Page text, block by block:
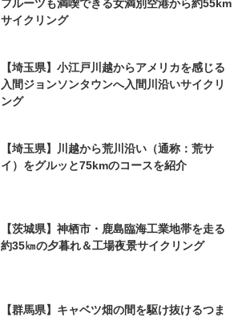
フルーツも満喫できる女満別空港から約55km
サイクリング
【埼玉県】小江戸川越からアメリカを感じる
入間ジョンソンタウンへ入間川沿いサイクリ
ング
【埼玉県】川越から荒川沿い（通称：荒サ
イ）をグルッと75kmのコースを紹介
【茨城県】神栖市・鹿島臨海工業地帯を走る
約35㎞の夕暮れ＆工場夜景サイクリング
【群馬県】キャベツ畑の間を駆け抜けるつま